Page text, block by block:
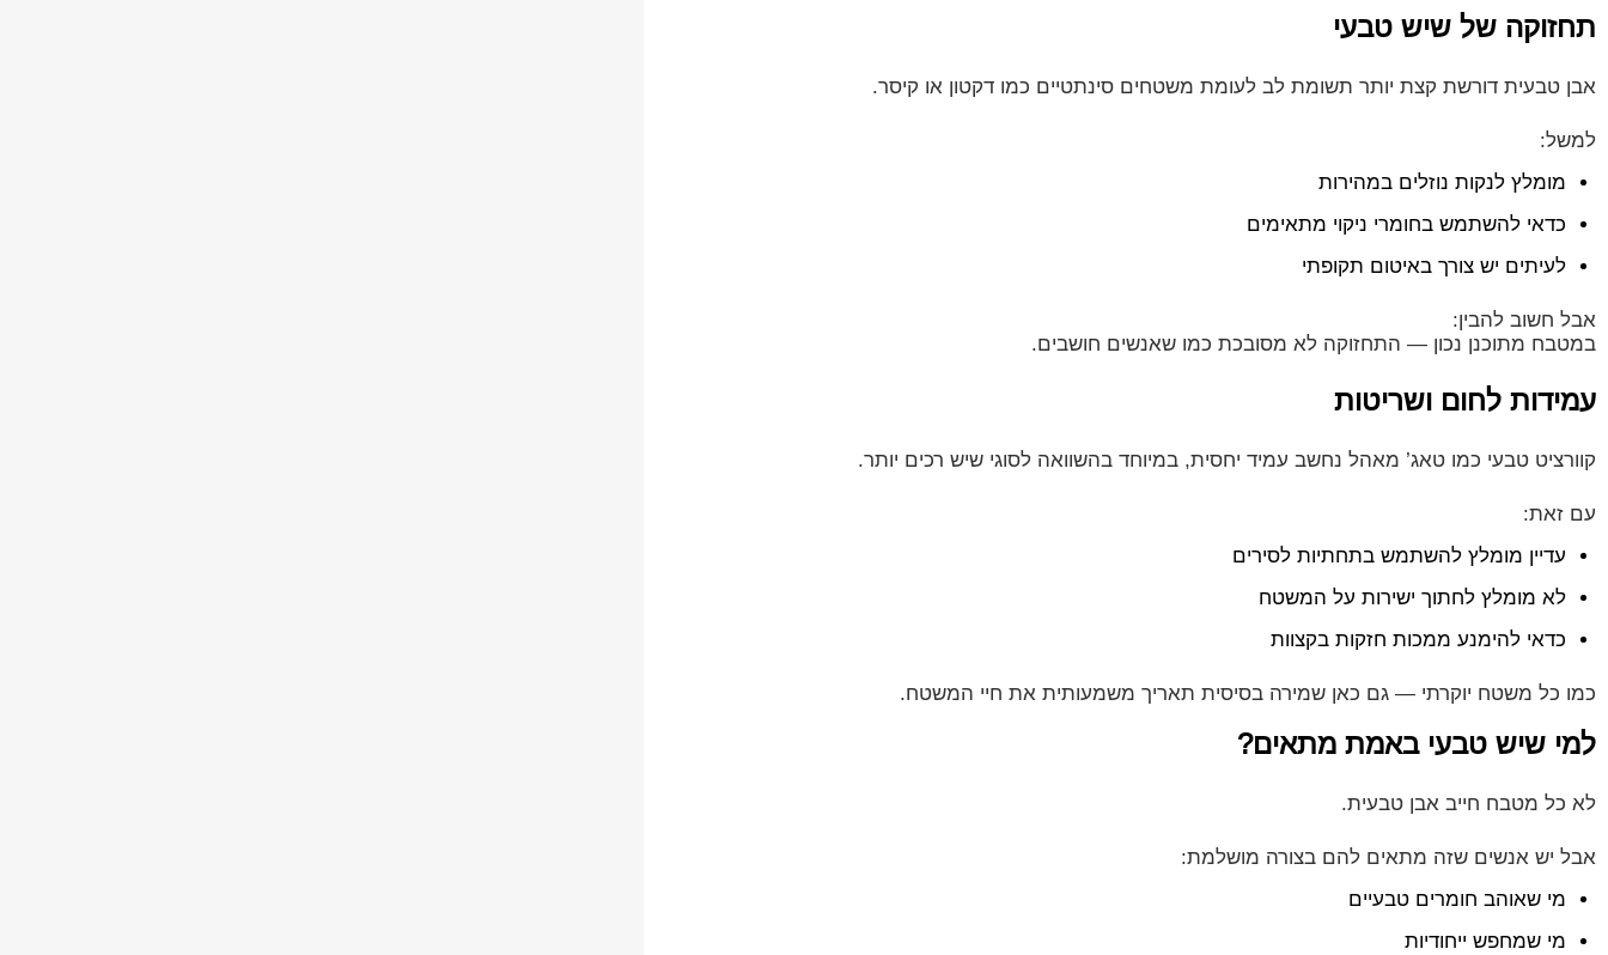
תחזוקה של שיש טבעי
אבן טבעית דורשת קצת יותר תשומת לב לעומת משטחים סינתטיים כמו דקטון או קיסר.
למשל:
מומלץ לנקות נוזלים במהירות
כדאי להשתמש בחומרי ניקוי מתאימים
לעיתים יש צורך באיטום תקופתי
אבל חשוב להבין:
במטבח מתוכנן נכון — התחזוקה לא מסובכת כמו שאנשים חושבים.
עמידות לחום ושריטות
קוורציט טבעי כמו טאג’ מאהל נחשב עמיד יחסית, במיוחד בהשוואה לסוגי שיש רכים יותר.
עם זאת:
עדיין מומלץ להשתמש בתחתיות לסירים
לא מומלץ לחתוך ישירות על המשטח
כדאי להימנע ממכות חזקות בקצוות
כמו כל משטח יוקרתי — גם כאן שמירה בסיסית תאריך משמעותית את חיי המשטח.
למי שיש טבעי באמת מתאים?
לא כל מטבח חייב אבן טבעית.
אבל יש אנשים שזה מתאים להם בצורה מושלמת:
מי שאוהב חומרים טבעיים
מי שמחפש ייחודיות